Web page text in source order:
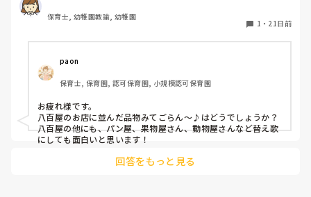
保育士, 幼稚園教諭, 幼稚園
1 ・ 21日前
paon
保育士, 保育園, 認可保育園, 小規模認可保育園
お疲れ様です。
八百屋のお店に並んだ品物みてごらん～♪はどうでしょうか？
八百屋の他にも、パン屋、果物屋さん、動物屋さんなど替え歌
にしても面白いと思います！
回答をもっと見る